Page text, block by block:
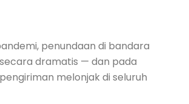
penundaan di bandara
dramatis — dan pada
melonjak di seluruh